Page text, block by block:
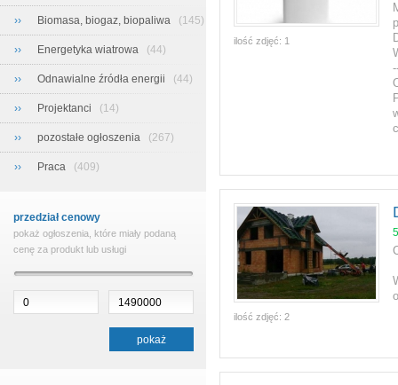
›› Biomasa, biogaz, biopaliwa (145)
›› Energetyka wiatrowa (44)
›› Odnawialne źródła energii (44)
›› Projektanci (14)
›› pozostałe ogłoszenia (267)
›› Praca (409)
przedział cenowy
pokaż ogłoszenia, które miały podaną
cenę za produkt lub usługi
ilość zdjęć: 1
ilość zdjęć: 2